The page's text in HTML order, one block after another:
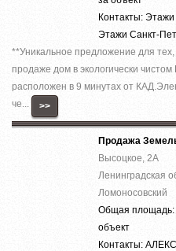
Контакты:
Этажи Санкт-
**Уникальное предложение для
продаже дом в экологически
расположен в 9 минутах от
че...
>>
Продажа
Высоцкое, 2А
Ленинградская
Ломоносовский
Общая площадь:
объект
Контакты: